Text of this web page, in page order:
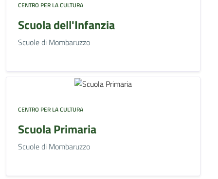
CENTRO PER LA CULTURA
Scuola dell'Infanzia
Scuole di Mombaruzzo
CENTRO PER LA CULTURA
Scuola Primaria
Scuole di Mombaruzzo